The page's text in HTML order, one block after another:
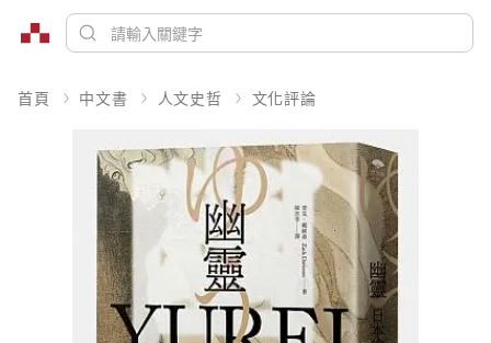
首頁 中文書 人文史哲 文化評論